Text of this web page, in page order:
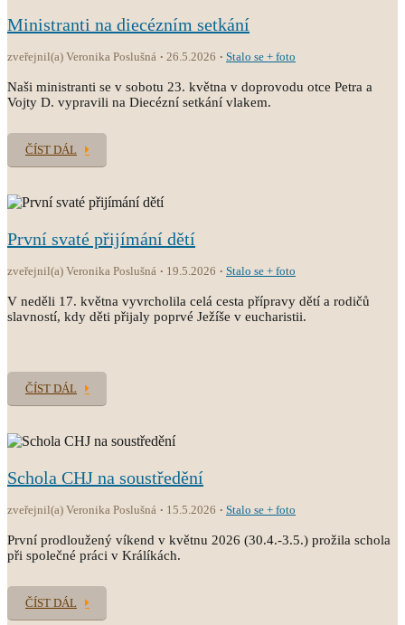
Ministranti na diecézním setkání
zveřejnil(a) Veronika Poslušná 26.5.2026 Stalo se + foto
Naši ministranti se v sobotu 23. května v doprovodu otce Petra a
Vojty D. vypravili na Diecézní setkání vlakem.
ČÍST DÁL
První svaté přijímání dětí
zveřejnil(a) Veronika Poslušná 19.5.2026 Stalo se + foto
V neděli 17. května vyvrcholila celá cesta přípravy dětí a rodičů
slavností, kdy děti přijaly poprvé Ježíše v eucharistii.
ČÍST DÁL
Schola CHJ na soustředění
zveřejnil(a) Veronika Poslušná 15.5.2026 Stalo se + foto
První prodloužený víkend v květnu 2026 (30.4.-3.5.) prožila schola
při společné práci v Králíkách.
ČÍST DÁL